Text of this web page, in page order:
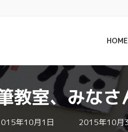
HOME
教室、みな
年10月1日 最
終
2015年10月